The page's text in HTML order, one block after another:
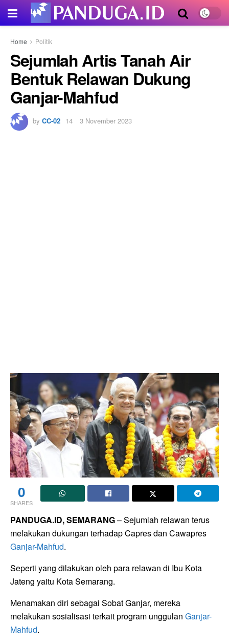
Home Politik
Sejumlah Artis Tanah Air
Bentuk Relawan Dukung
Ganjar-Mahfud
by CC-02 3 November 2023
0
SHARES
PANDUGA.ID, SEMARANG– Sejumlah relawan terus
melakukan dukungan terhadap Capres dan Cawapres
Ganjar-Mahfud.
Seperti yang dilakukan oleh para relawan di Ibu Kota
Jateng yaitu Kota Semarang.
Menamakan diri sebagai Sobat Ganjar, mereka
melakukan sosialisasi terkait program unggulan Ganjar-
Mahfud.